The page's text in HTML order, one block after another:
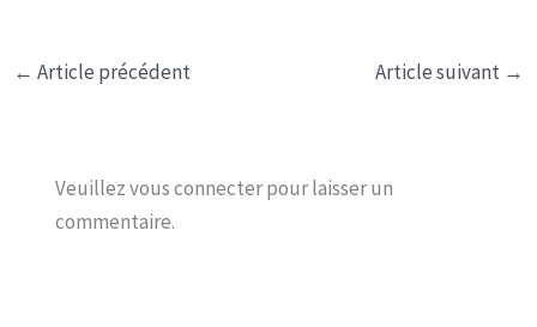
← Article précédent Article suivant →
Veuillez vous connecter pour laisser un
commentaire.